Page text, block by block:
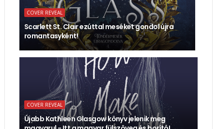
COVER REVEAL
Scarlett St. Clair ezúttal meséket gondol újra
romantasyként!
COVER REVEAL
Újabb Kathleen Glasgow könyv jelenik meg